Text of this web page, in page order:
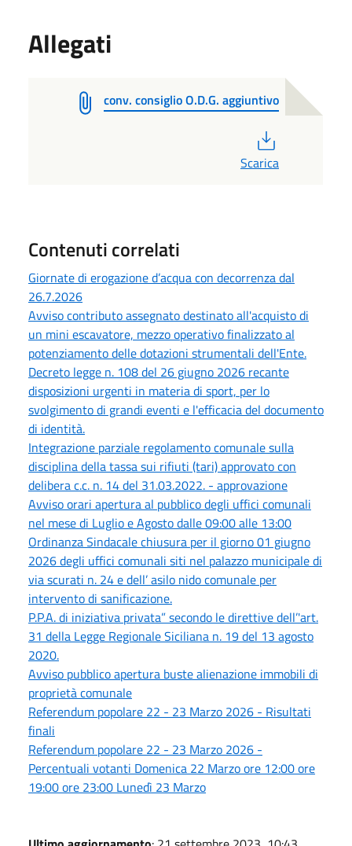
Allegati
conv. consiglio O.D.G. aggiuntivo
Scarica
Contenuti correlati
Giornate di erogazione d’acqua con decorrenza dal
26.7.2026
Avviso contributo assegnato destinato all'acquisto di
un mini escavatore, mezzo operativo finalizzato al
potenziamento delle dotazioni strumentali dell'Ente.
Decreto legge n. 108 del 26 giugno 2026 recante
disposizioni urgenti in materia di sport, per lo
svolgimento di grandi eventi e l'efficacia del documento
di identità.
Integrazione parziale regolamento comunale sulla
disciplina della tassa sui rifiuti (tari) approvato con
delibera c.c. n. 14 del 31.03.2022. - approvazione
Avviso orari apertura al pubblico degli uffici comunali
nel mese di Luglio e Agosto dalle 09:00 alle 13:00
Ordinanza Sindacale chiusura per il giorno 01 giugno
2026 degli uffici comunali siti nel palazzo municipale di
via scurati n. 24 e dell’ asilo nido comunale per
intervento di sanificazione.
P.P.A. di iniziativa privata” secondo le direttive dell’'art.
31 della Legge Regionale Siciliana n. 19 del 13 agosto
2020.
Avviso pubblico apertura buste alienazione immobili di
proprietà comunale
Referendum popolare 22 - 23 Marzo 2026 - Risultati
finali
Referendum popolare 22 - 23 Marzo 2026 -
Percentuali votanti Domenica 22 Marzo ore 12:00 ore
19:00 ore 23:00 Lunedì 23 Marzo